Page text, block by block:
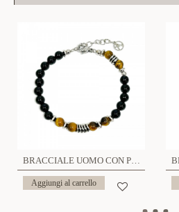
BRACCIALE UOMO CON PERLINE IN PIETRA - KM20713104A35/A39
Aggiungi al carrello